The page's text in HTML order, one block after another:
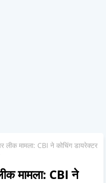
लीक मामला: CBI ने कोचिंग डायरेक्टर
मामला: CBI ने